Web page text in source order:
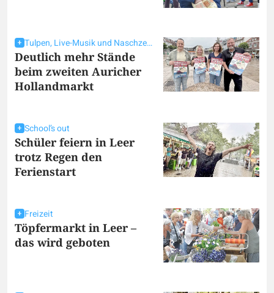
Tulpen, Live-Musik und Naschzeug
Deutlich mehr Stände
beim zweiten Auricher
Hollandmarkt
School’s out
Schüler feiern in Leer
trotz Regen den
Ferienstart
Freizeit
Töpfermarkt in Leer –
das wird geboten